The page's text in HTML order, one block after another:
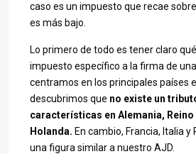
caso es un impuesto que recae
es más bajo.
Lo primero de todo es tener claro
impuesto específico a la firma de
centramos en los principales países
descubrimos que no existe un
características en Alemania, Reino
Holanda. En cambio, Francia, Italia
una figura similar a nuestro AJD.